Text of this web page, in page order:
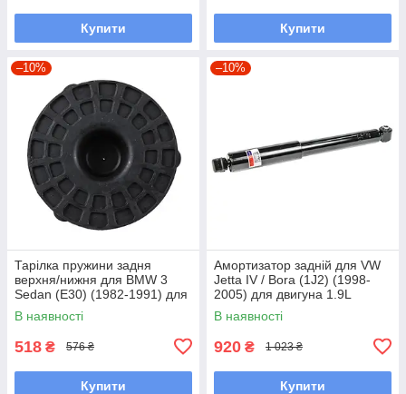
Купити Купити
–10%
Тарілка пружини задня
верхня/нижня для BMW 3
Sedan (E30) (1982-1991) для
двигунів 1.6-2.7L
В наявності
518 ₴ 576 ₴
Купити
–10%
Амортизатор задній для VW
Jetta IV / Bora (1J2) (1998-
2005) для двигуна 1.9L
В наявності
920 ₴ 1 023 ₴
Купити